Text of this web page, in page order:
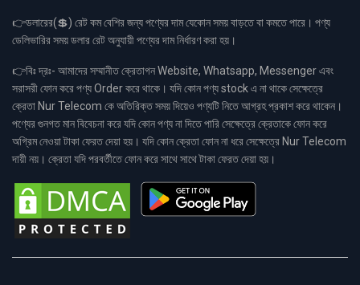
👉ডলারের(💲) রেট কম বেশির জন্য পণ্যের দাম যেকোন সময় বাড়তে বা কমতে পারে। পণ্য
ডেলিভারির সময় ডলার রেট অনুযায়ী পণ্যের দাম নির্ধারণ করা হয়।
👉বিঃ দ্রঃ- আমাদের সম্মানীত ক্রেতাগন Website, Whatsapp, Messenger এবং
সরাসরী ফোন করে পণ্য Order করে থাকে। যদি কোন পণ্য stock এ না থাকে সেক্ষেত্রে
ক্রেতা Nur Telecom কে অতিরিক্ত সময় দিয়েও পণ্যটি নিতে আগ্রহ প্রকাশ করে থাকেন।
পণ্যের গুনগত মান বিবেচনা করে যদি কোন পণ্য না দিতে পারি সেক্ষেত্রে ক্রেতাকে ফোন করে
অগ্রিম নেওয়া টাকা ফেরত দেয়া হয়। যদি কোন ক্রেতা ফোন না ধরে সেক্ষেত্রে Nur Telecom
দায়ী নয়। ক্রেতা যদি পরবর্তীতে ফোন করে সাথে সাথে টাকা ফেরত দেয়া হয়।